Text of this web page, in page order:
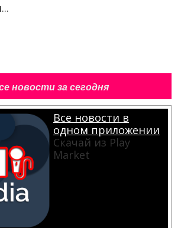
новости за сегодня
Все новости в
одном приложении
Скачай из Play
Market